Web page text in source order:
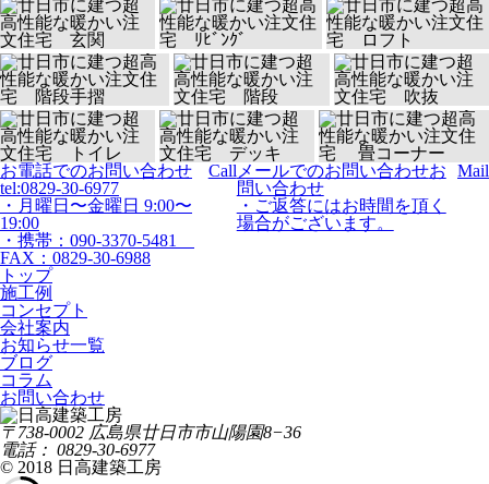
お電話でのお問い合わせ
tel:0829-30-6977
・月曜日〜金曜日 9:00〜
19:00
・携帯：090-3370-5481
FAX：0829-30-6988
Call メールでのお問い合わせお
問い合わせ
・ご返答にはお時間を頂く
場合がございます。
Mail
トップ
施工例
コンセプト
会社案内
お知らせ一覧
ブログ
コラム
お問い合わせ
〒738-0002 広島県廿日市市山陽園8−36
電話： 0829-30-6977
© 2018 日高建築工房